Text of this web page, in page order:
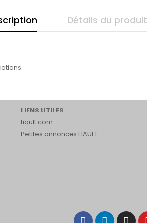
Détails du produit
LIENS UTILES
fiault.com
Petites annonces FIAULT